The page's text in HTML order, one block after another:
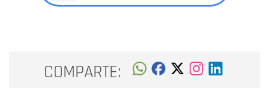
COMPARTE: